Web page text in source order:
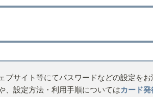
サイト等にてパスワードなどの設定をお
、設定方法・利用手順についてはカード発